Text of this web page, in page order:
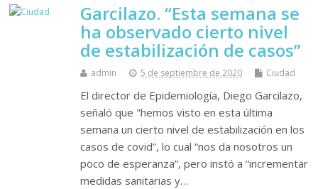
Garcilazo. “Esta semana se
ha observado cierto nivel
de estabilización de casos”
admin 5 de septiembre de 2020 Ciudad
El director de Epidemiología, Diego Garcilazo,
señaló que "hemos visto en esta última
semana un cierto nivel de estabilización en los
casos de covid”, lo cual “nos da nosotros un
poco de esperanza”, pero instó a “incrementar
medidas sanitarias y…